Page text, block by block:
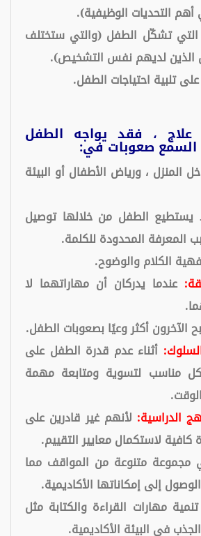
التحديات الوظيفية).
التي تشكّل الطفل (والتي ستختلف
الذين لديهم نفس التشخيص).
تلبية احتياجات الطفل.
، فقد يواجه الطفل
صعوبات في:
المنزل ، ورياض الأطفال أو البيئة
يستطيع الطفل من خلالها توصيل
المعرفة المحدودة للكلمة.
الكلام والوضوح.
عندما يدركان أن مهاراتهما لا
الآخرون أكثر وعيًا بصعوبات الطفل.
أثناء عدم قدرة الطفل على
مناسب لتسوية ومتابعة مهمة
الدراسية: لأنهم غير قادرين على
لاستكمال معايير التقييم.
مجموعة متنوعة من المواقف مما
إلى إمكاناتها الأكاديمية.
تنمية مهارات القراءة والكتابة مثل
في البيئة الأكاديمية.